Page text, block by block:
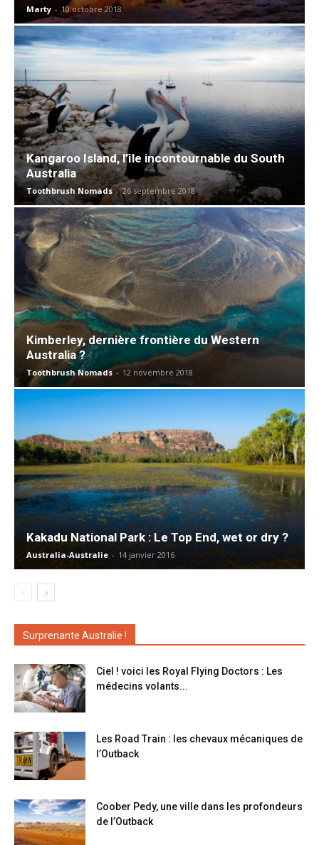
Marty - 10 octobre 2018
Kangaroo Island, l’île incontournable du South
Australia
Toothbrush Nomads - 26 septembre 2018
Kimberley, dernière frontière du Western
Australia ?
Toothbrush Nomads - 12 novembre 2018
Kakadu National Park : Le Top End, wet or dry ?
Australia-Australie - 14 janvier 2016
Surprenante Australie !
Ciel ! voici les Royal Flying Doctors : Les
médecins volants...
Les Road Train : les chevaux mécaniques de
l’Outback
Coober Pedy, une ville dans les profondeurs
de l’Outback